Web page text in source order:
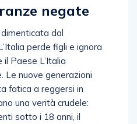
negate
dimenticata dal
perde figli e ignora
Paese L’Italia
Le nuove generazioni
fatica a reggersi in
una verità crudele:
sotto i 18 anni, il